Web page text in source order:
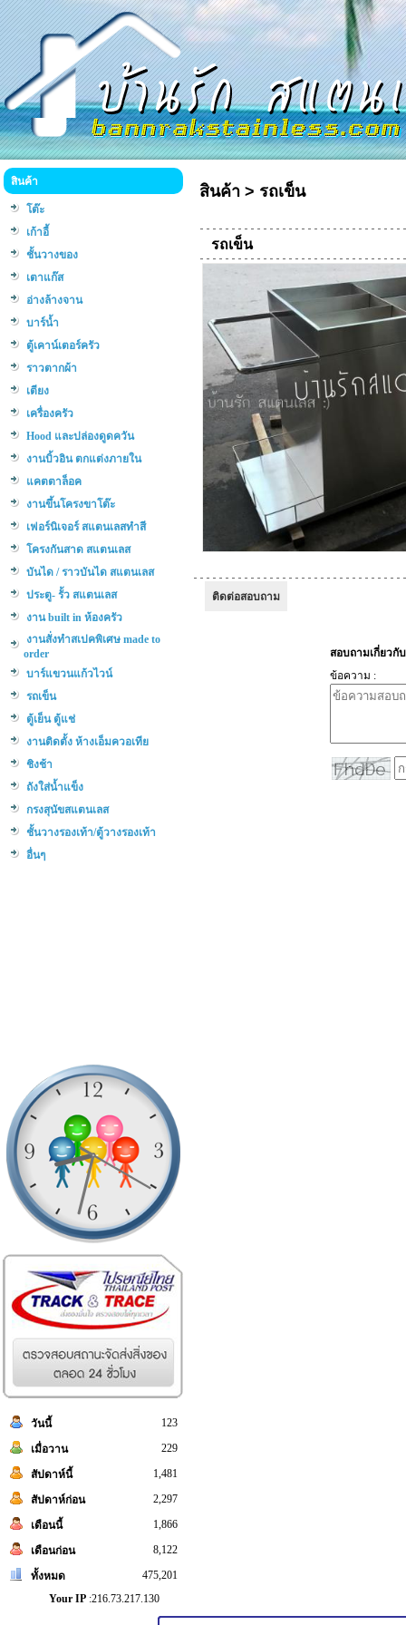
สินค้า
โต๊ะ
เก้าอี้
ชั้นวางของ
เตาแก๊ส
อ่างล้างจาน
บาร์น้ำ
ตู้เคาน์เตอร์ครัว
ราวตากผ้า
เตียง
เครื่องครัว
Hood และปล่องดูดควัน
งานบิ้วอิน ตกแต่งภายใน
แคตตาล็อค
งานขึ้นโครงขาโต๊ะ
เฟอร์นิเจอร์ สแตนเลสทำสี
โครงกันสาด สแตนเลส
บันได / ราวบันได สแตนเลส
ประตู- รั้ว สแตนเลส
งาน built in ห้องครัว
งานสั่งทำสเปคพิเศษ made to
order
บาร์แขวนแก้วไวน์
รถเข็น
ตู้เย็น ตู้แช่
งานติดตั้ง ห้างเอ็มควอเทีย
ชิงช้า
ถังใส่น้ำแข็ง
กรงสุนัขสแตนเลส
ชั้นวางรองเท้า/ตู้วางรองเท้า
อื่นๆ
วันนี้ 123
เมื่อวาน 229
สัปดาห์นี้ 1,481
สัปดาห์ก่อน 2,297
เดือนนี้ 1,866
เดือนก่อน 8,122
ทั้งหมด
475,201
Your IP :216.73.217.130
สินค้า > รถเข็น
รถเข็น
ติดต่อสอบถาม